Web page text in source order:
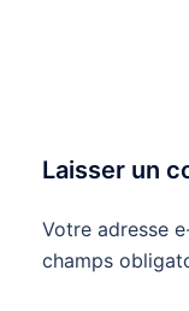
Laisser un
Votre adresse
champs